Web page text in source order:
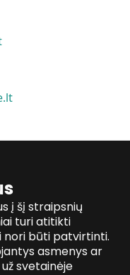
į šį straipsnių
turi atitikti
nori būti patvirtinti.
asmenys ar
svetainėje